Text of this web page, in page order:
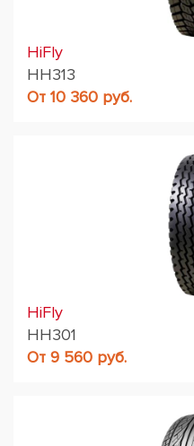
HiFly
HH313
От 10 360 руб.
HiFly
HH301
От 9 560 руб.